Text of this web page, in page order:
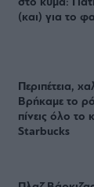
στο κύμα:
(και) για το
Περιπέτεια,
Βρήκαμε το
πίνεις όλο το
Starbucks